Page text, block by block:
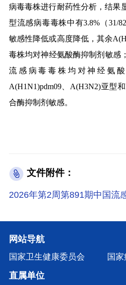
病毒毒株进行耐药性分析，结果
型流感病毒毒株中有3.8%（31/
敏感性降低或高度降低，其余
毒株均对神经氨酸酶抑制剂敏感
流感病毒毒株均对神经氨
A(H1N1)pdm09、A(H3N2)亚型
合酶抑制剂敏感。
文件附件：
2026年第2周第891期中国流
网站导航
国家卫生健康委员会 国
直属单位